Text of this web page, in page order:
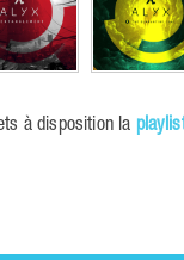
à disposition la